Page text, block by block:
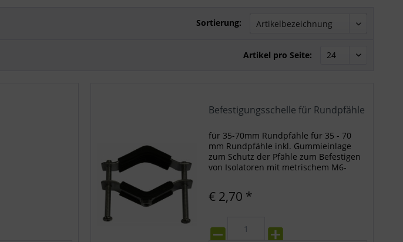
Sortierung:
Artikel pro Seite:
Befestigungsschelle für Rundpfähle
für 35-70mm Rundpfähle für 35 - 70
mm Rundpfähle inkl. Gummieinlage
zum Schutz der Pfähle zum Befestigen
von Isolatoren mit metrischem M6-
€ 2,70 *